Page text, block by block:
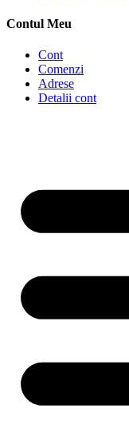
Contul Meu
Cont
Comenzi
Adrese
Detalii cont